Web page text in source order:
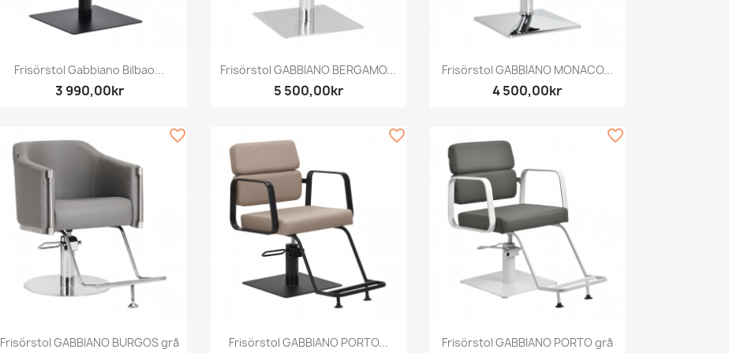
Snabbvy
Frisörstol Gabbiano Bilbao...
3 990,00kr
Snabbvy
Frisörstol GABBIANO BERGAMO...
5 500,00kr
Snabbvy
Frisörstol GABBIANO MONACO...
4 500,00kr
Snabbvy
Frisörstol GABBIANO BURGOS grå
favorite_border
Snabbvy
Frisörstol GABBIANO PORTO...
favorite_border
Snabbvy
Frisörstol GABBIANO PORTO grå
favorite_border